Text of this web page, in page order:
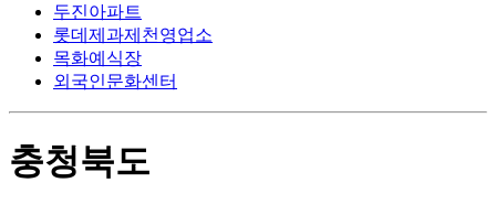
두진아파트
롯데제과제천영업소
목화예식장
외국인문화센터
충청북도